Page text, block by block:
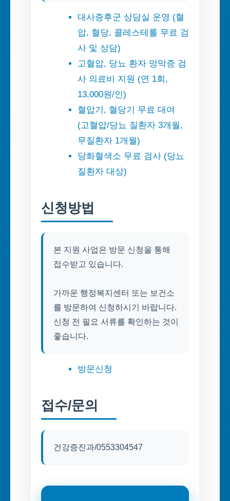
대사증후군 상담실 운영 (혈
압, 혈당, 콜레스테롤 무료 검
사 및 상담)
고혈압, 당뇨 환자 망막증 검
사 의료비 지원 (연 1회,
13,000원/인)
혈압기, 혈당기 무료 대여
(고혈압/당뇨 질환자 3개월,
무질환자 1개월)
당화혈색소 무료 검사 (당뇨
질환자 대상)
신청방법
본 지원 사업은 방문 신청을 통해
접수받고 있습니다.
가까운 행정복지센터 또는 보건소
를 방문하여 신청하시기 바랍니다.
신청 전 필요 서류를 확인하는 것이
좋습니다.
방문신청
접수/문의
건강증진과/0553304547